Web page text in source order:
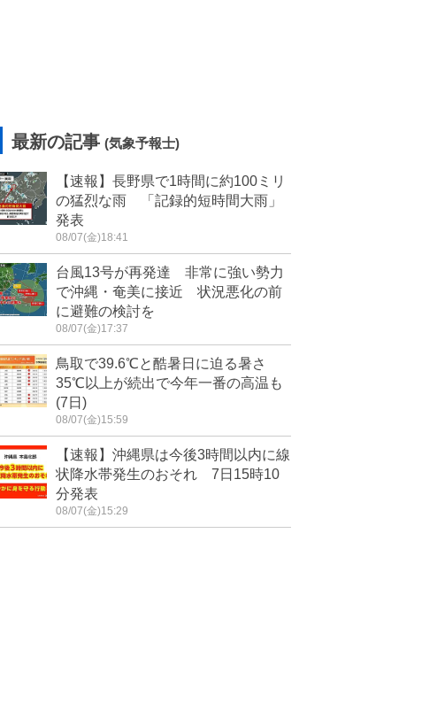
最新の記事 (気象予報士)
【速報】長野県で1時間に約100ミリ
の猛烈な雨 「記録的短時間大雨」
発表
08/07(金)18:41
台風13号が再発達 非常に強い勢力
で沖縄・奄美に接近 状況悪化の前
に避難の検討を
08/07(金)17:37
鳥取で39.6℃と酷暑日に迫る暑さ
35℃以上が続出で今年一番の高温も
(7日)
08/07(金)15:59
【速報】沖縄県は今後3時間以内に線
状降水帯発生のおそれ 7日15時10
分発表
08/07(金)15:29